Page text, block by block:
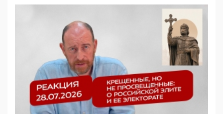
деятельность ИИТО ЮНЕСКО в России, но
цифроглобалисты продолжают определять
повестку в образовании
09:43, 01 Июня 2026
5G за счет здоровья граждан: Минцифры намерено
отобрать у регионов и муниципалитетов право
защищать жилые дома и социальные объекты от
05:58, 26 Мая 2026
Роскомнадзор освободили от борца с
деструктивным и опасным контентом